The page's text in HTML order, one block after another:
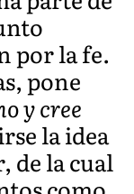
por la fe.
pone
y cree
la idea
de la cual